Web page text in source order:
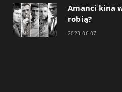
Amanci kina
robią?
2023-06-07